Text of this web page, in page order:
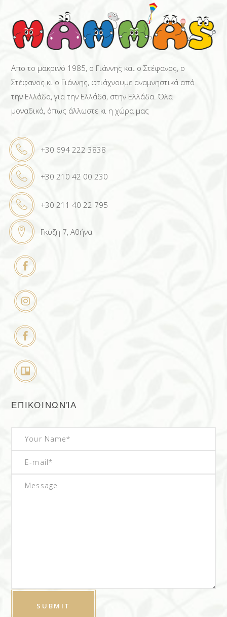
Απο το μακρινό 1985, ο Γιάννης και ο Στέφανος, ο
Στέφανος κι ο Γιάννης, φτιάχνουμε αναμνηστικά από
την Ελλάδα, για την Ελλάδα, στην Ελλάδα. Όλα
μοναδικά, όπως άλλωστε κι η χώρα μας
+30 694 222 3838
+30 210 42 00 230
+30 211 40 22 795
Γκύζη 7, Αθήνα
ΕΠΙΚΟΙΝΩΝΊΑ